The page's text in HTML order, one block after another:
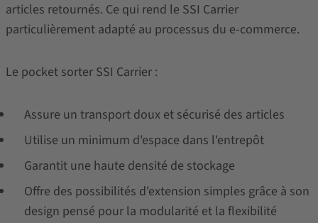
articles retournés. Ce qui rend le SSI Carrier
particulièrement adapté au processus du e-commerce.
Le pocket sorter SSI Carrier :
Assure un transport doux et sécurisé des articles
Utilise un minimum d'espace dans l'entrepôt
Garantit une haute densité de stockage
Offre des possibilités d'extension simples grâce à son
design pensé pour la modularité et la flexibilité